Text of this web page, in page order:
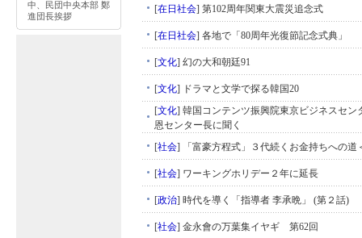
中、民団中央本部 鄭
進団長挨拶
[在日社会] 第102周年関東大震災追念式
[在日社会] 各地で「80周年光復節記念式典」
[文化] 幻の大和朝廷91
[文化] ドラマと文学で探る韓国20
[文化] 韓国コンテンツ振興院東京ビジネスセ
恩センター長に聞く
[社会] 「富豪方程式」３代続くお金持ちへの道
[社会] ワーキングホリデー２年に延長
[政治] 時代を導く「指導者 李承晩」 (第２話)
[社会] 金永會の万葉集イヤギ 第62回